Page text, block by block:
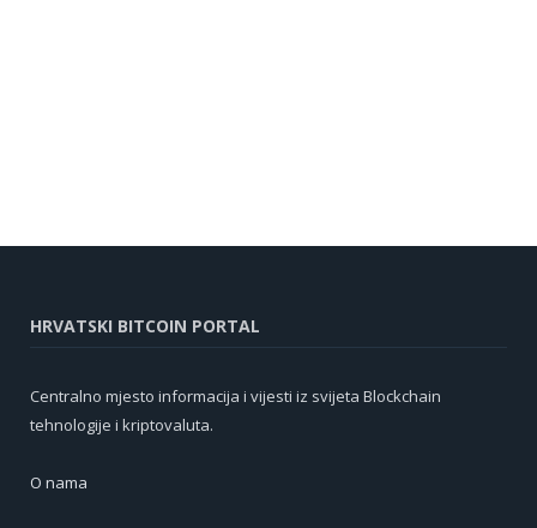
HRVATSKI BITCOIN PORTAL
Centralno mjesto informacija i vijesti iz svijeta Blockchain
tehnologije i kriptovaluta.
O nama